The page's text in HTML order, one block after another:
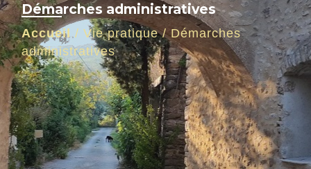
Démarches administratives
Accueil/ Vie pratique/Démarches
administratives